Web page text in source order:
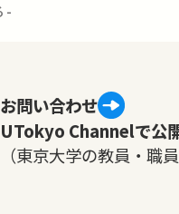
-
お問い合わせ
UTokyo Channelで公
（東京大学の教員・職員